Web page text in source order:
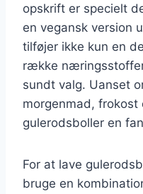
opskrift er specielt
en vegansk version
tilføjer ikke kun en
række
sundt valg. Uanset
morgenmad, frokost
gulerodsboller en
For at lave
bruge en